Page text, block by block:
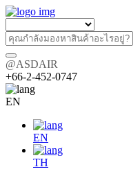
@ASDAIR
+66-2-452-0747
EN
EN
TH